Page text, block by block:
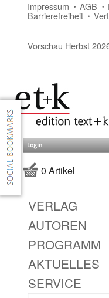
Impressum AGB
Barrierefreiheit
Vorschau Herbst
Login
0 Artikel
VERLAG
AUTOREN
PROGRAMM
AKTUELLES
SERVICE